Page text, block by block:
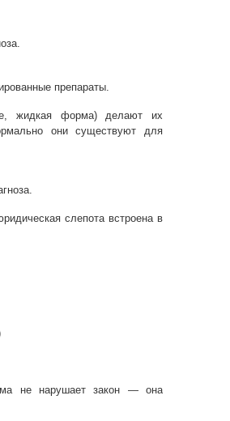
препараты.
жидкая форма) делают их
они существуют для
слепота встроена в
не нарушает закон — она